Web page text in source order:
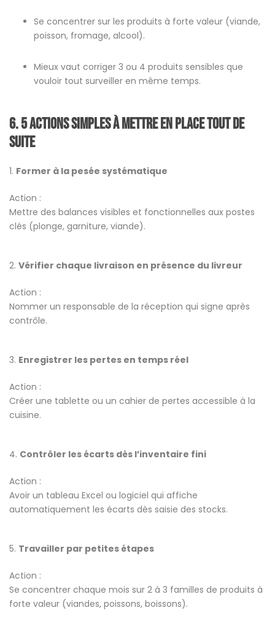
Se concentrer sur les produits à forte valeur (viande,
poisson, fromage, alcool).
Mieux vaut corriger 3 ou 4 produits sensibles que
vouloir tout surveiller en même temps.
6.5 actions simples à mettre en place tout de
suite
1. Former à la pesée systématique
Action :
Mettre des balances visibles et fonctionnelles aux postes
clés (plonge, garniture, viande).
2. Vérifier chaque livraison en présence du livreur
Action :
Nommer un responsable de la réception qui signe après
contrôle.
3. Enregistrer les pertes en temps réel
Action :
Créer une tablette ou un cahier de pertes accessible à la
cuisine.
4. Contrôler les écarts dès l’inventaire fini
Action :
Avoir un tableau Excel ou logiciel qui affiche
automatiquement les écarts dès saisie des stocks.
5. Travailler par petites étapes
Action :
Se concentrer chaque mois sur 2 à 3 familles de produits à
forte valeur (viandes, poissons, boissons).